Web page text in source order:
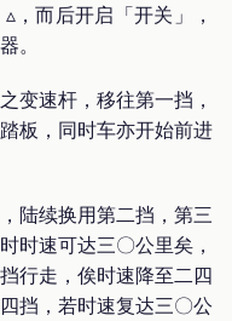
，而后开启「开关」，
。
变速杆，移往第一挡，
板，同时车亦开始前进
陆续换用第二挡，第三
时速可达三〇公里矣，
行走，俟时速降至二四
挡，若时速复达三〇公